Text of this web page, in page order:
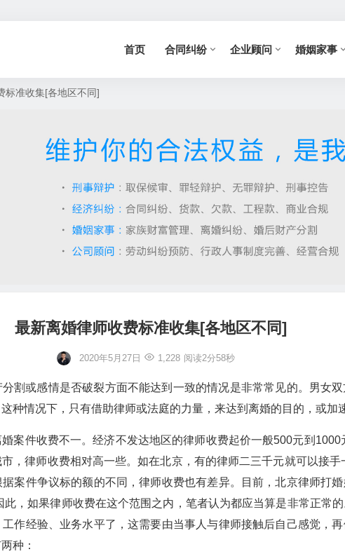
首页 合同纠纷 企业顾问 婚姻家事
标准收集[各地区不同]
最新离婚律师收费标准收集[各地区不同]
2020年5月27日 1,228 阅读2分58秒
割或感情是否破裂方面不能达到一致的情况是非常常见的。男女双
种情况下，只有借助律师或法庭的力量，来达到离婚的目的，或加
案件收费不一。经济不发达地区的律师收费起价一般500元到1000
，律师收费相对高一些。如在北京，有的律师二三千元就可以接手
案件争议标的额的不同，律师收费也有差异。目前，北京律师打
，如果律师收费在这个范围之内，笔者认为都应当算是非常正常
作经验、业务水平了，这需要由当事人与律师接触后自己感觉，
种：